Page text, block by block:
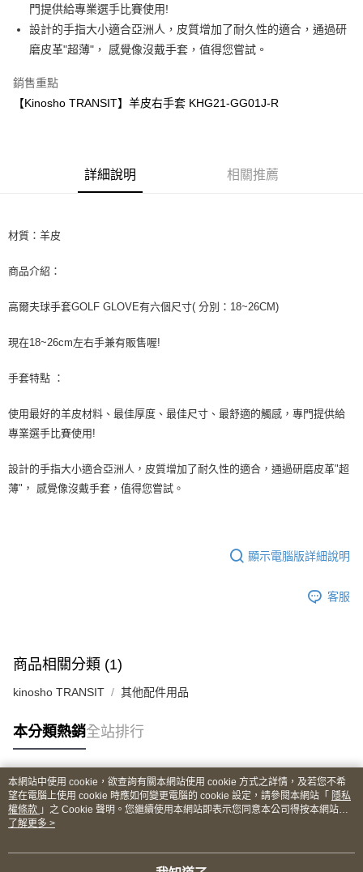
付款後全家取貨
每筆NT$60
7-11取貨付款
每筆NT$60
門提供給專業選手比賽使用!
設計的手指大小適合亞洲人，皮質增加了耐久性的適合，通過研
磨皮革"超薄"， 感覺像沒戴手套，值得您嘗試。
銷售重點
【Kinosho TRANSIT】羊皮右手套 KHG21-GG01J-R
詳細說明 相關推薦
材質：羊皮
商品介紹：
高爾夫球手套GOLF GLOVE有六個尺寸( 分別：18~26CM)
現在18~26cm左右手兼有販售喔!
手套特點 ：
使用最好的羊皮材料、最佳厚度、最佳尺寸、最舒適的觸感，專門提供給
專業選手比賽使用!
設計的手指大小適合亞洲人，皮質增加了耐久性的適合，通過研磨皮革"超
薄"， 感覺像沒戴手套，值得您嘗試。
顯示電腦版詳細說明
客服
商品相關分類 (1)
kinosho TRANSIT 其他配件用品
本分類熱銷全站排行
熱門標籤
本網站中使用 cookie，欲查詢有關本網站使用 cookie 方式之詳情，及若您不希
望在電腦上使用 cookie 時應如何變更電腦的 cookie 設定，請參閱本網站「 隱私
權條款 」之 Cookie 聲明。您繼續使用本網站即表示您同意本公司得按本網站使
用條款之 Cookie 聲明使用 cookie。
了解更多 >